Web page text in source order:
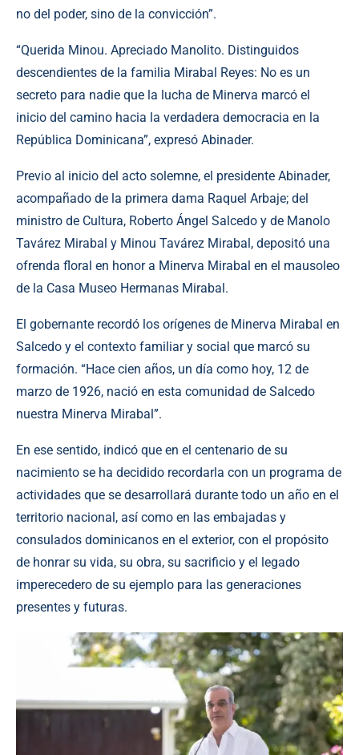
no del poder, sino de la convicción”.
“Querida Minou. Apreciado Manolito. Distinguidos
descendientes de la familia Mirabal Reyes: No es un
secreto para nadie que la lucha de Minerva marcó el
inicio del camino hacia la verdadera democracia en la
República Dominicana”, expresó Abinader.
Previo al inicio del acto solemne, el presidente Abinader,
acompañado de la primera dama Raquel Arbaje; del
ministro de Cultura, Roberto Ángel Salcedo y de Manolo
Tavárez Mirabal y Minou Tavárez Mirabal, depositó una
ofrenda floral en honor a Minerva Mirabal en el mausoleo
de la Casa Museo Hermanas Mirabal.
El gobernante recordó los orígenes de Minerva Mirabal en
Salcedo y el contexto familiar y social que marcó su
formación. “Hace cien años, un día como hoy, 12 de
marzo de 1926, nació en esta comunidad de Salcedo
nuestra Minerva Mirabal”.
En ese sentido, indicó que en el centenario de su
nacimiento se ha decidido recordarla con un programa de
actividades que se desarrollará durante todo un año en el
territorio nacional, así como en las embajadas y
consulados dominicanos en el exterior, con el propósito
de honrar su vida, su obra, su sacrificio y el legado
imperecedero de su ejemplo para las generaciones
presentes y futuras.